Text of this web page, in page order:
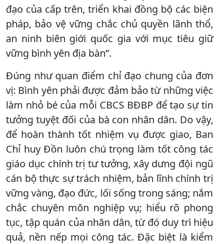
đạo của cấp trên, triển khai đồng bộ các biện
pháp, bảo vệ vững chắc chủ quyền lãnh thổ,
an ninh biên giới quốc gia với mục tiêu giữ
vững bình yên địa bàn”.
Đúng như quan điểm chỉ đạo chung của đơn
vị: Bình yên phải được đảm bảo từ những việc
làm nhỏ bé của mỗi CBCS BĐBP để tạo sự tin
tưởng tuyệt đối của bà con nhân dân. Do vậy,
để hoàn thành tốt nhiệm vụ được giao, Ban
Chỉ huy Đồn luôn chú trọng làm tốt công tác
giáo dục chính trị tư tưởng, xây dưng đội ngũ
cán bộ thực sự trách nhiệm, bản lĩnh chính trị
vững vàng, đạo đức, lối sống trong sáng; nắm
chắc chuyên môn nghiệp vụ; hiểu rõ phong
tục, tập quán của nhân dân, từ đó duy trì hiệu
quả, nền nếp mọi công tác. Đặc biệt là kiểm